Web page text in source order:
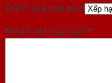
Đánh giá của bạn
Nhận xét của bạn *